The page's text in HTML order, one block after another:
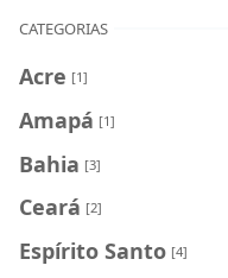
CATEGORIAS
Acre [1]
Amapá [1]
Bahia [3]
Ceará [2]
Espírito Santo [4]